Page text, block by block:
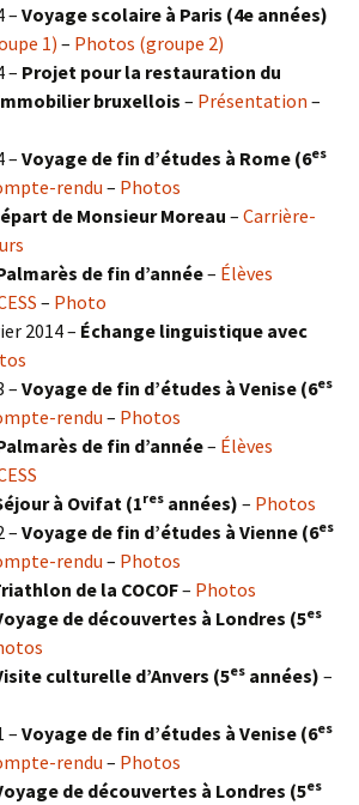
– Voyage scolaire à Paris (4e années)
1)– Photos (groupe 2)
– Projet pour la restauration du
bruxellois – Présentation –
– Voyage de fin d’études à Rome (6es
rendu – Photos
de Monsieur Moreau – Carrière-
de fin d’année– Élèves
– Photo
2014 – Échange linguistique avec
– Voyage de fin d’études à Venise (6es
rendu – Photos
de fin d’année– Élèves
à Ovifat (1res années) – Photos
– Voyage de fin d’études à Vienne (6es
rendu – Photos
de la COCOF– Photos
de découvertes à Londres (5es
culturelle d’Anvers (5es années) –
– Voyage de fin d’études à Venise (6es
rendu – Photos
de découvertes à Londres (5es